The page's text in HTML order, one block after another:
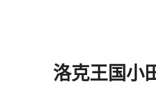
洛克王国小